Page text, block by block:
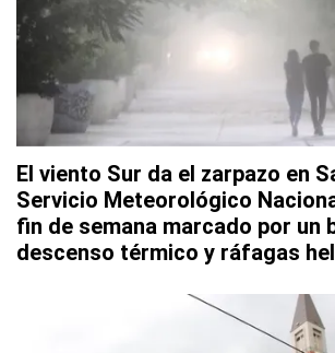
El viento Sur da el zarpazo en
Servicio Meteorológico
fin de semana marcado por un
descenso térmico y ráfagas